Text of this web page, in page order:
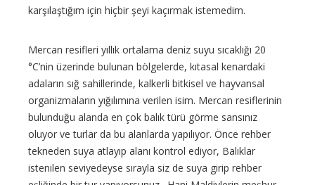
karşılaştığım için hiçbir şeyi kaçırmak istemedim.
Mercan resifleri yıllık ortalama deniz suyu sıcaklığı 20
°C’nin üzerinde bulunan bölgelerde, kıtasal kenardaki
adaların sığ sahillerinde, kalkerli bitkisel ve hayvansal
organizmaların yığılımına verilen isim. Mercan resiflerinin
bulunduğu alanda en çok balık türü görme sansınız
oluyor ve turlar da bu alanlarda yapılıyor. Önce rehber
tekneden suya atlayıp alanı kontrol ediyor, Balıklar
istenilen seviyedeyse sırayla siz de suya girip rehber